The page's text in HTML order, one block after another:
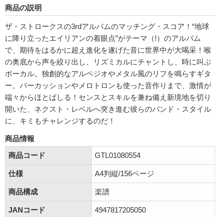
商品の説明
ザ・ストロークスの3rdアルバムのマッチング・スコア！“地球
に降り立ったエイリアンの着眼点”がテーマ（!）のアルバム
で、期待をはるかに超え進化を遂げた音に世界中が大喝采！喉
の奥底から声を絞り出し、リズミカルにチャントし、時に叫ぶ
ボーカル。独創的なアルペジオやメタル風のリフを鳴らすギタ
ー。パーカッションやメロトロンも使った音作りまで、激情が
端々からほとばしる！センスとスキルを兼ね備え新境地を切り
開いた、ネクスト・レベルへ突き進む彼らのバンド・スタイル
に、キミもチャレンジするのだ！
商品情報
商品コード
GTL01080554
仕様 A4判縦/156ページ
商品構成 楽譜
JANコード 4947817205050